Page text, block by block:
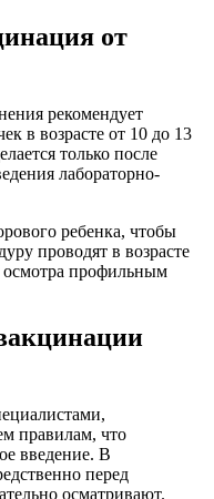
от
рекомендует
в возрасте от 10 до 13
только после
лабораторно-
ребенка, чтобы
проводят в возрасте
осмотра профильным
правилам, что
введение. В
перед
осматривают.